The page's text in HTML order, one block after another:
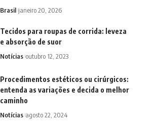
Brasil janeiro 20, 2026
Tecidos para roupas de corrida: leveza
e absorção de suor
Notícias outubro 12, 2023
Procedimentos estéticos ou cirúrgicos:
entenda as variações e decida o melhor
caminho
Notícias agosto 22, 2024